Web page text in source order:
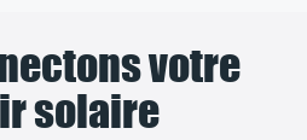
votre
solaire